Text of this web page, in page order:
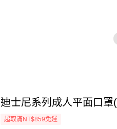
迪士尼系列成人平面口罩
超取滿NT$859免運